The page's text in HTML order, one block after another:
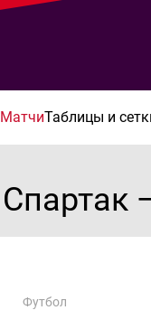
МатчиТаблицы и
Спартак
Футбол